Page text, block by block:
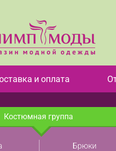
и оплата
Костюмная группа
Брюки